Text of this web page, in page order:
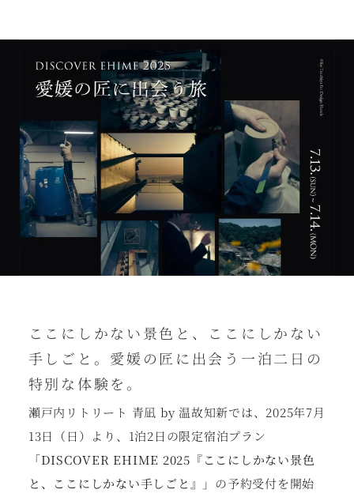
ここにしかない景色と、ここにしかない
手しごと。愛媛の匠に出会う一泊二日の
特別な体験を。
瀬戸内リトリート 青凪 by 温故知新では、2025年7月
13日（日）より、1泊2日の限定宿泊プラン
「DISCOVER EHIME 2025『ここにしかない景色
と、ここにしかない手しごと』」 の予約受付を開始